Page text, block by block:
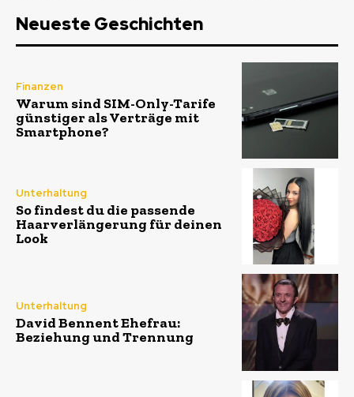
Neueste Geschichten
Finanzen
Warum sind SIM-Only-Tarife
günstiger als Verträge mit
Smartphone?
Unterhaltung
So findest du die passende
Haarverlängerung für deinen
Look
Unterhaltung
David Bennent Ehefrau:
Beziehung und Trennung